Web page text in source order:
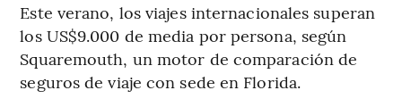
Este verano, los viajes internacionales superan
los US$9.000 de media por persona, según
Squaremouth, un motor de comparación de
seguros de viaje con sede en Florida.